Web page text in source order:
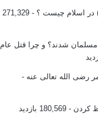
در اسلام چیست ؟
- 271,329
شدند؟ و چرا قتل عام
الله تعالی عنه -
کردن - 180,569 بازدید